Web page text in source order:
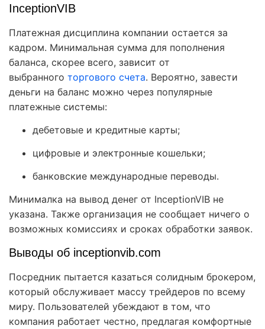
InceptionVIB
Платежная дисциплина компании остается за
кадром. Минимальная сумма для пополнения
баланса, скорее всего, зависит от
выбранного торгового счета. Вероятно, завести
деньги на баланс можно через популярные
платежные системы:
дебетовые и кредитные карты;
цифровые и электронные кошельки;
банковские международные переводы.
Минималка на вывод денег от InceptionVIB не
указана. Также организация не сообщает ничего о
возможных комиссиях и сроках обработки заявок.
Выводы об inceptionvib.com
Посредник пытается казаться солидным брокером,
который обслуживает массу трейдеров по всему
миру. Пользователей убеждают в том, что
компания работает честно, предлагая комфортные